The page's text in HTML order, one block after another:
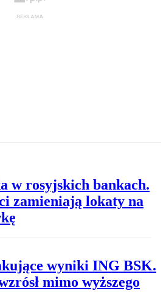
w rosyjskich bankach.
zamieniają lokaty na
wyniki ING BSK.
mimo wyższego